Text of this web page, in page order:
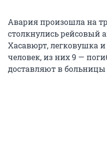
Авария произошла на
столкнулись рейсовый
Хасавюрт, легковушка и
человек, из них 9 —
доставляют в больницы